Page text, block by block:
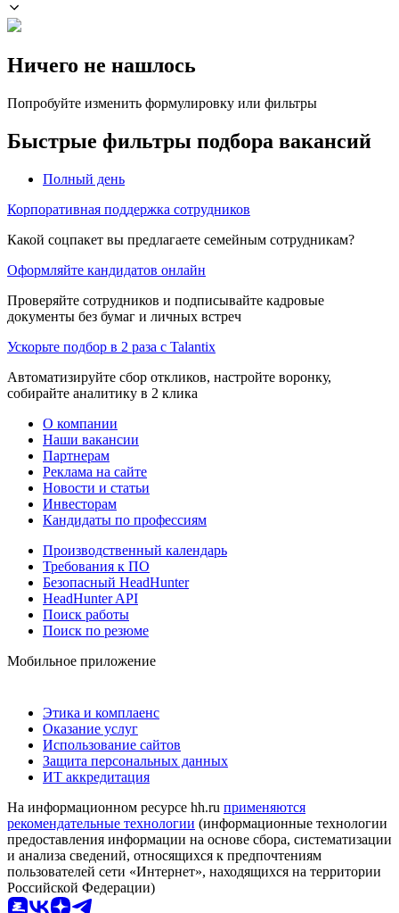
Ничего не нашлось
Попробуйте изменить формулировку или фильтры
Быстрые фильтры подбора вакансий
Полный день
Корпоративная поддержка сотрудников
Какой соцпакет вы предлагаете семейным сотрудникам?
Оформляйте кандидатов онлайн
Проверяйте сотрудников и подписывайте кадровые
документы без бумаг и личных встреч
Ускорьте подбор в 2 раза с Talantix
Автоматизируйте сбор откликов, настройте воронку,
собирайте аналитику в 2 клика
О компании
Наши вакансии
Партнерам
Реклама на сайте
Новости и статьи
Инвесторам
Кандидаты по профессиям
Производственный календарь
Требования к ПО
Безопасный HeadHunter
HeadHunter API
Поиск работы
Поиск по резюме
Мобильное приложение
Этика и комплаенс
Оказание услуг
Использование сайтов
Защита персональных данных
ИТ аккредитация
На информационном ресурсе hh.ru применяются
рекомендательные технологии (информационные технологии
предоставления информации на основе сбора, систематизации
и анализа сведений, относящихся к предпочтениям
пользователей сети «Интернет», находящихся на территории
Российской Федерации)